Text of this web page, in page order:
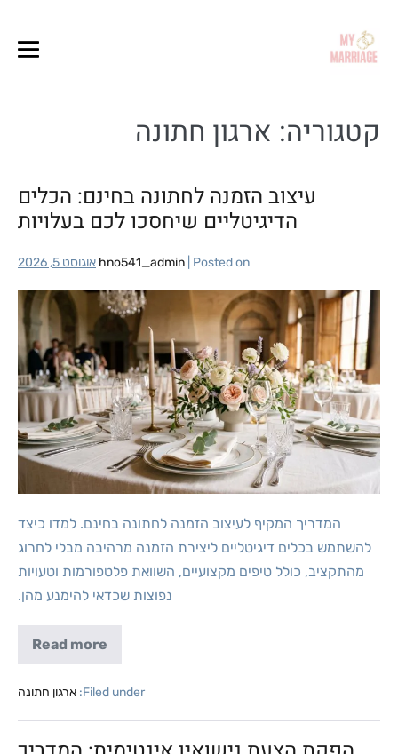
קטגוריה: ארגון חתונה
עיצוב הזמנה לחתונה בחינם: הכלים
הדיגיטליים שיחסכו לכם בעלויות
hno541_admin |Posted on אוגוסט 5, 2026
המדריך המקיף לעיצוב הזמנה לחתונה בחינם. למדו כיצד
להשתמש בכלים דיגיטליים ליצירת הזמנה מרהיבה מבלי לחרוג
מהתקציב, כולל טיפים מקצועיים, השוואת פלטפורמות וטעויות
נפוצות שכדאי להימנע מהן.
Read more
Filed under: ארגון חתונה